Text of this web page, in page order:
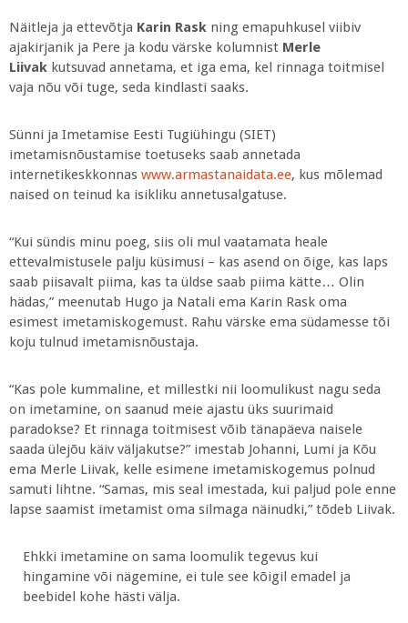
Näitleja ja ettevõtja Karin Rask ning emapuhkusel viibiv
ajakirjanik ja Pere ja kodu värske kolumnist Merle
Liivak kutsuvad annetama, et iga ema, kel rinnaga toitmisel
vaja nõu või tuge, seda kindlasti saaks.
Sünni ja Imetamise Eesti Tugiühingu (SIET)
imetamisnõustamise toetuseks saab annetada
internetikeskkonnas www.armastanaidata.ee, kus mõlemad
naised on teinud ka isikliku annetusalgatuse.
“Kui sündis minu poeg, siis oli mul vaatamata heale
ettevalmistusele palju küsimusi – kas asend on õige, kas laps
saab piisavalt piima, kas ta üldse saab piima kätte… Olin
hädas,” meenutab Hugo ja Natali ema Karin Rask oma
esimest imetamiskogemust. Rahu värske ema südamesse tõi
koju tulnud imetamisnõustaja.
“Kas pole kummaline, et millestki nii loomulikust nagu seda
on imetamine, on saanud meie ajastu üks suurimaid
paradokse? Et rinnaga toitmisest võib tänapäeva naisele
saada ülejõu käiv väljakutse?” imestab Johanni, Lumi ja Kõu
ema Merle Liivak, kelle esimene imetamiskogemus polnud
samuti lihtne. “Samas, mis seal imestada, kui paljud pole enne
lapse saamist imetamist oma silmaga näinudki,” tõdeb Liivak.
Ehkki imetamine on sama loomulik tegevus kui
hingamine või nägemine, ei tule see kõigil emadel ja
beebidel kohe hästi välja.